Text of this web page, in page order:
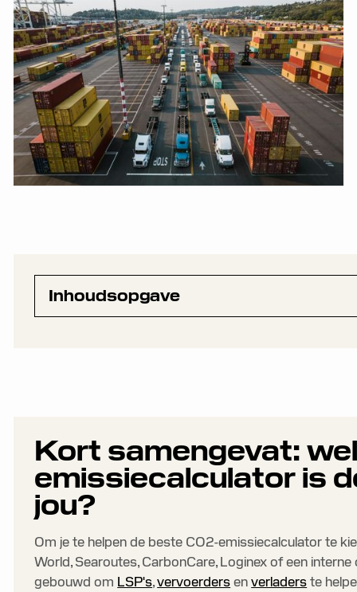
Kort samengevat:
emissiecalculator is
jou?
Om je te helpen de beste CO2-emissiecalculator te
World, Searoutes, CarbonCare, Loginex of een
gebouwd om LSP's,vervoerdersenverladerste
Inhoudsopgave
3. Searoutes
4. CarbonCare
5. Loginex
6. Interne oplossing